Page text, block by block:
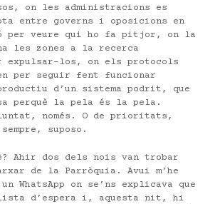
on les administracions es
entre governs i oposicions en
per veure qui ho fa pitjor, on la
les zones a la recerca
expulsar-los, on els protocols
per seguir fent funcionar
d’un sistema podrit, que
perquè la pela és la pela.
només. O de prioritats,
suposo.
Ahir dos dels nois van trobar
de la Parròquia. Avui m’he
WhatsApp on se’ns explicava que
d’espera i, aquesta nit, hi